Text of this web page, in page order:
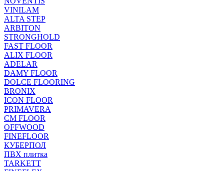
VINILAM
ALTA STEP
ARBITON
STRONGHOLD
FAST FLOOR
ALIX FLOOR
ADELAR
DAMY FLOOR
DOLCE FLOORING
BRONIX
ICON FLOOR
PRIMAVERA
CM FLOOR
OFFWOOD
FINEFLOOR
КУБЕРПОЛ
ПВХ плитка
TARKETT